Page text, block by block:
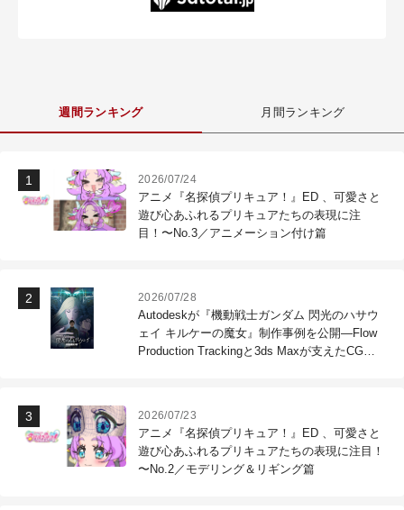
週間ランキング 月間ランキング
2026/07/24
アニメ『名探偵プリキュア！』ED 、可愛さと
遊び心あふれるプリキュアたちの表現に注
目！〜No.3／アニメーション付け篇
2026/07/28
Autodeskが『機動戦士ガンダム 閃光のハサウ
ェイ キルケーの魔女』制作事例を公開―Flow
Production Trackingと3ds Maxが支えたCG制
2026/07/23
アニメ『名探偵プリキュア！』ED 、可愛さと
遊び心あふれるプリキュアたちの表現に注目！
〜No.2／モデリング＆リギング篇